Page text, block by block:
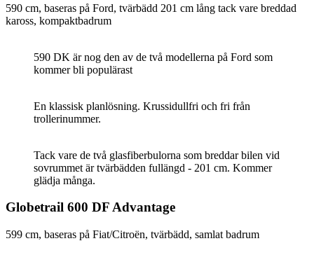
590 cm, baseras på Ford, tvärbädd 201 cm lång tack vare breddad
kaross, kompaktbadrum
590 DK är nog den av de två modellerna på Ford som
kommer bli populärast
En klassisk planlösning. Krussidullfri och fri från
trollerinummer.
Tack vare de två glasfiberbulorna som breddar bilen vid
sovrummet är tvärbädden fullängd - 201 cm. Kommer
glädja många.
Globetrail 600 DF Advantage
599 cm, baseras på Fiat/Citroën, tvärbädd, samlat badrum